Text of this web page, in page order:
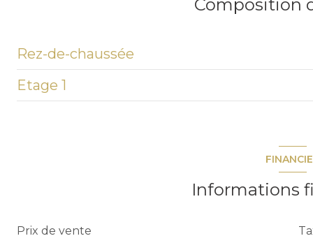
Composition
Rez-de-chaussée
entrée
salon/sejour
Etage 1
Informations
Prix de vente